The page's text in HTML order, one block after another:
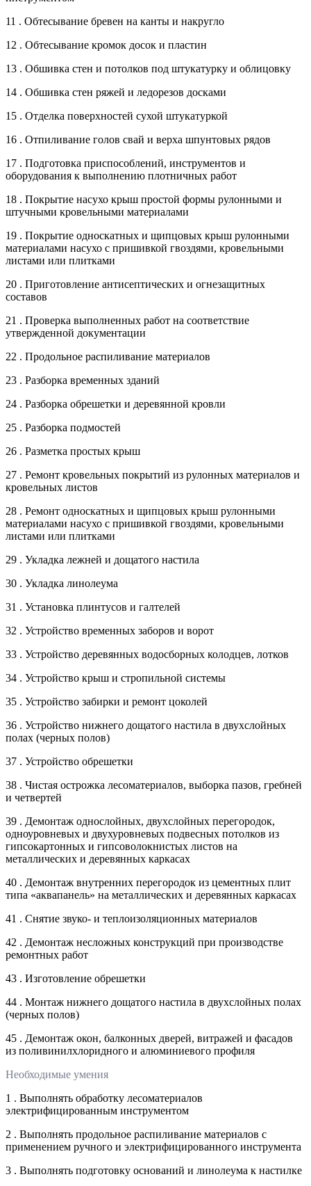
11 . Обтесывание бревен на канты и накругло
12 . Обтесывание кромок досок и пластин
13 . Обшивка стен и потолков под штукатурку и облицовку
14 . Обшивка стен ряжей и ледорезов досками
15 . Отделка поверхностей сухой штукатуркой
16 . Отпиливание голов свай и верха шпунтовых рядов
17 . Подготовка приспособлений, инструментов и
оборудования к выполнению плотничных работ
18 . Покрытие насухо крыш простой формы рулонными и
штучными кровельными материалами
19 . Покрытие односкатных и щипцовых крыш рулонными
материалами насухо с пришивкой гвоздями, кровельными
листами или плитками
20 . Приготовление антисептических и огнезащитных
составов
21 . Проверка выполненных работ на соответствие
утвержденной документации
22 . Продольное распиливание материалов
23 . Разборка временных зданий
24 . Разборка обрешетки и деревянной кровли
25 . Разборка подмостей
26 . Разметка простых крыш
27 . Ремонт кровельных покрытий из рулонных материалов и
кровельных листов
28 . Ремонт односкатных и щипцовых крыш рулонными
материалами насухо с пришивкой гвоздями, кровельными
листами или плитками
29 . Укладка лежней и дощатого настила
30 . Укладка линолеума
31 . Установка плинтусов и галтелей
32 . Устройство временных заборов и ворот
33 . Устройство деревянных водосборных колодцев, лотков
34 . Устройство крыш и стропильной системы
35 . Устройство забирки и ремонт цоколей
36 . Устройство нижнего дощатого настила в двухслойных
полах (черных полов)
37 . Устройство обрешетки
38 . Чистая острожка лесоматериалов, выборка пазов, гребней
и четвертей
39 . Демонтаж однослойных, двухслойных перегородок,
одноуровневых и двухуровневых подвесных потолков из
гипсокартонных и гипсоволокнистых листов на
металлических и деревянных каркасах
40 . Демонтаж внутренних перегородок из цементных плит
типа «аквапанель» на металлических и деревянных каркасах
41 . Снятие звуко- и теплоизоляционных материалов
42 . Демонтаж несложных конструкций при производстве
ремонтных работ
43 . Изготовление обрешетки
44 . Монтаж нижнего дощатого настила в двухслойных полах
(черных полов)
45 . Демонтаж окон, балконных дверей, витражей и фасадов
из поливинилхлоридного и алюминиевого профиля
Необходимые умения
1 . Выполнять обработку лесоматериалов
электрифицированным инструментом
2 . Выполнять продольное распиливание материалов с
применением ручного и электрифицированного инструмента
3 . Выполнять подготовку оснований и линолеума к настилке